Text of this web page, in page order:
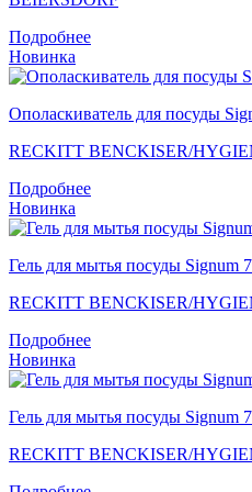
Подробнее
Новинка
Ополаскиватель для посуды
RECKITT BENCKISER/
Подробнее
Новинка
Гель для мытья посуды
RECKITT BENCKISER/
Подробнее
Новинка
Гель для мытья посуды
RECKITT BENCKISER/